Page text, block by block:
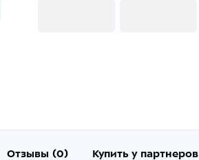
Отзывы (0) Купить у партнеров